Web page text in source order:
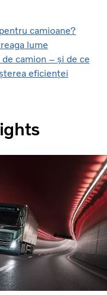
camioane?
lume
camion – și de ce
eficienței